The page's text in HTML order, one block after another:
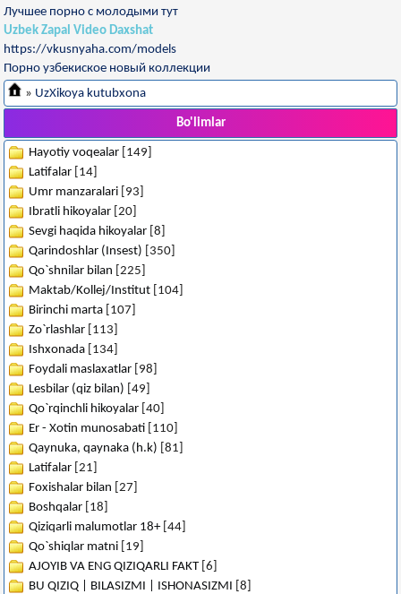
Лучшее порно с молодыми тут
Uzbek Zapal Video Daxshat
https://vkusnyaha.com/models
Порно узбекиское новый коллекции
» UzXikoya kutubxona
Bo'limlar
Hayotiy voqealar [149]
Latifalar [14]
Umr manzaralari [93]
Ibratli hikoyalar [20]
Sevgi haqida hikoyalar [8]
Qarindoshlar (Insest)
[350]
Qo`shnilar bilan [225]
Maktab/Kollej/Institut [104]
Birinchi marta [107]
Zo`rlashlar [113]
Ishxonada [134]
Foydali maslaxatlar [98]
Lesbilar (qiz bilan) [49]
Qo`rqinchli hikoyalar [40]
Er - Xotin munosabati [110]
Qaynuka, qaynaka (h.k) [81]
Latifalar [21]
Foxishalar bilan [27]
Boshqalar [18]
Qiziqarli malumotlar 18+ [44]
Qo`shiqlar matni [19]
AJOYIB VA ENG QIZIQARLI FAKT [6]
BU QIZIQ | BILASIZMI | ISHONASIZMI
[8]